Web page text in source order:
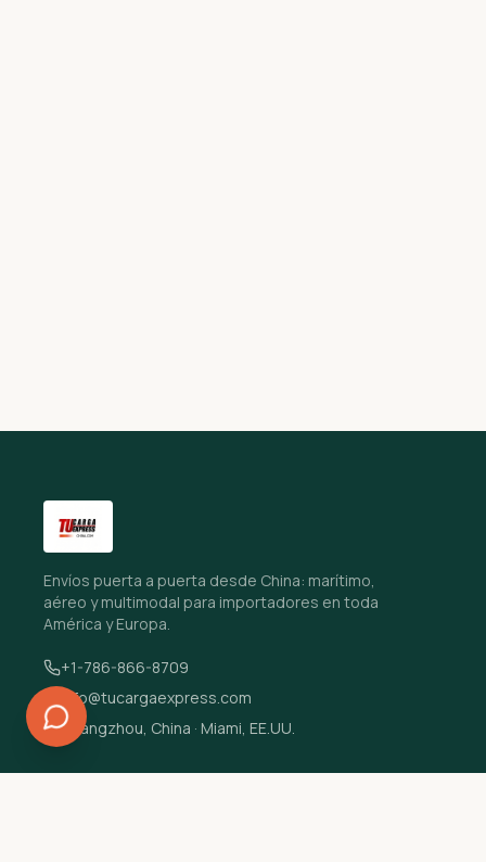
Envíos puerta a puerta desde China: marítimo,
aéreo y multimodal para importadores en toda
América y Europa.
+1-786-866-8709
info@tucargaexpress.com
Guangzhou, China · Miami, EE.UU.